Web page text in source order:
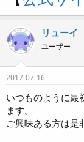
リューイ
ユーザー
2017-07-16
いつものように最
ます。
ご興味ある方は是